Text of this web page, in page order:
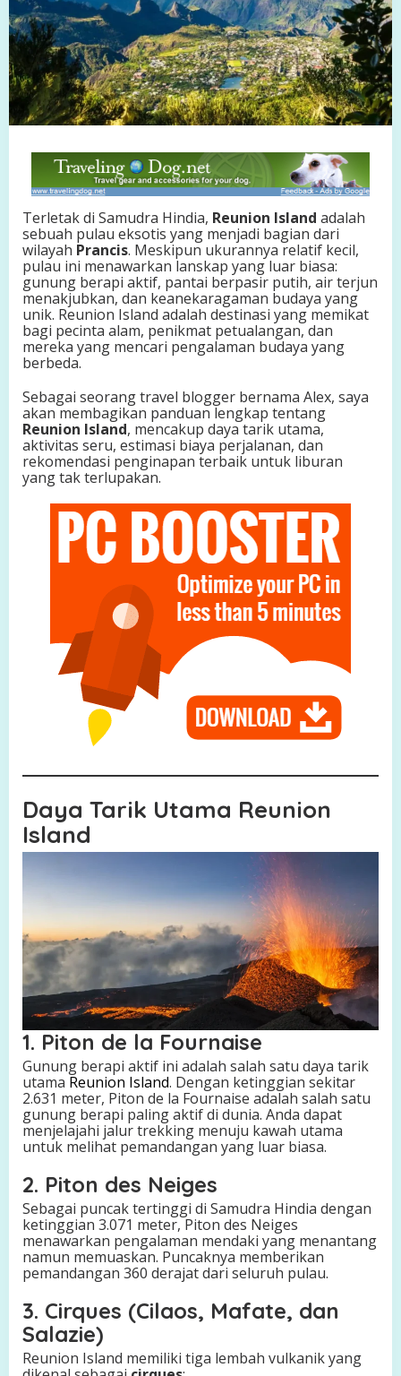
P
a
n
c
i
s
:
u
r
g
T
r
o
p
i
s
d
i
S
u
d
r
a
H
i
d
Terletak di Samudra Hindia, Reunion Island adalah
sebuah pulau eksotis yang menjadi bagian dari
wilayah Prancis. Meskipun ukurannya relatif kecil,
pulau ini menawarkan lanskap yang luar biasa:
gunung berapi aktif, pantai berpasir putih, air terjun
menakjubkan, dan keanekaragaman budaya yang
unik. Reunion Island adalah destinasi yang memikat
bagi pecinta alam, penikmat petualangan, dan
mereka yang mencari pengalaman budaya yang
berbeda.
Sebagai seorang travel blogger bernama Alex, saya
akan membagikan panduan lengkap tentang
Reunion Island, mencakup daya tarik utama,
aktivitas seru, estimasi biaya perjalanan, dan
rekomendasi penginapan terbaik untuk liburan
yang tak terlupakan.
Daya Tarik Utama Reunion
Island
1. Piton de la Fournaise
Gunung berapi aktif ini adalah salah satu daya tarik
utama Reunion Island. Dengan ketinggian sekitar
2.631 meter, Piton de la Fournaise adalah salah satu
gunung berapi paling aktif di dunia. Anda dapat
menjelajahi jalur trekking menuju kawah utama
untuk melihat pemandangan yang luar biasa.
2. Piton des Neiges
Sebagai puncak tertinggi di Samudra Hindia dengan
ketinggian 3.071 meter, Piton des Neiges
menawarkan pengalaman mendaki yang menantang
namun memuaskan. Puncaknya memberikan
pemandangan 360 derajat dari seluruh pulau.
3. Cirques (Cilaos, Mafate, dan
Salazie)
Reunion Island memiliki tiga lembah vulkanik yang